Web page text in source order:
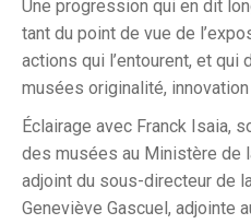
Une progression qui en dit
tant du point de vue de
actions qui l’entourent, et qui
musées originalité,
Éclairage avec Franck Isaia,
des musées au Ministère de
adjoint du sous-directeur de
Geneviève Gascuel, adjointe